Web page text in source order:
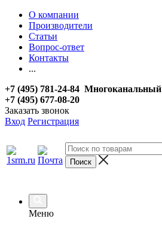
О компании
Производители
Статьи
Вопрос-ответ
Контакты
...
+7 (495) 781-24-84 Многоканальный
+7 (495) 677-08-20
Заказать звонок
Вход Регистрация
Меню